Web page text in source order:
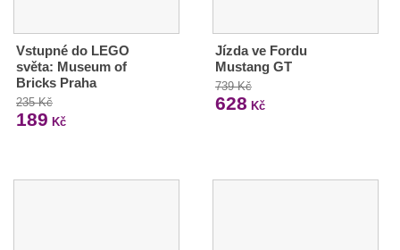
Vstupné do LEGO
světa: Museum of
Bricks Praha
235 Kč
189 Kč
Jízda ve Fordu
Mustang GT
739 Kč
628 Kč